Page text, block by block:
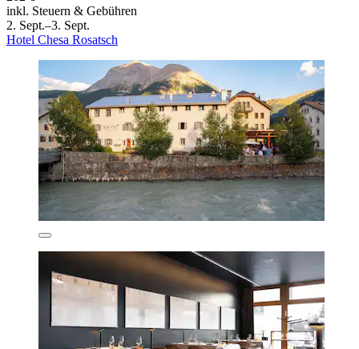
inkl. Steuern & Gebühren
2. Sept.–3. Sept.
Hotel Chesa Rosatsch